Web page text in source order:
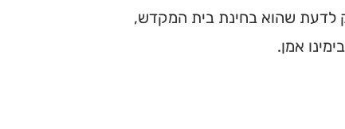
לדעת שהוא בחינת בית המקדש,
אמן.